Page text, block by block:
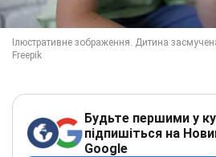
Будьте першими у
підпишіться на
Google